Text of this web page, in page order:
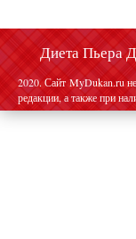
Диета Пьера
2020. Сайт MyDukan.ru
редакции, а также при